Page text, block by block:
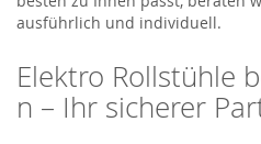
ausführlich und individuell.
Elektro Rollstühle
n – Ihr sicherer